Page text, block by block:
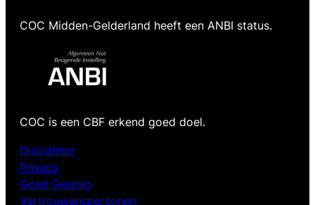
COC Midden-Gelderland heeft een ANBI status.
COC is een CBF erkend goed doel.
Disclaimer
Privacy
Goed Gedrag
Vertrouwenspersonen